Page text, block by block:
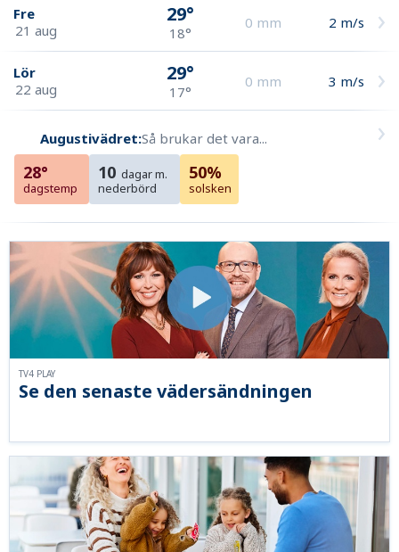
Fre
21 aug
29°
18°
0 mm 2 m/s
Lör
22 aug
29°
17°
0 mm 3 m/s
Augustivädret:Så brukar det vara...
28°
dagstemp
10 dagar m.
nederbörd
50%
solsken
Se den senaste vädersändningen
TV4 PLAY